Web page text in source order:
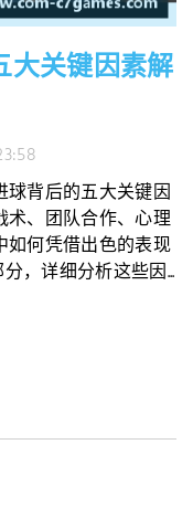
大关键因素解
背后的五大关键因
术、团队合作、心理
如何凭借出色的表现
，详细分析这些因...